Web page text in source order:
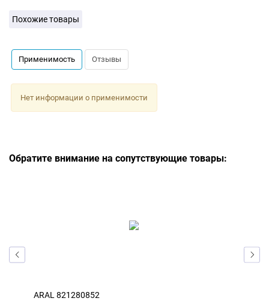
Похожие товары
Применимость Отзывы
Нет информации о применимости
Обратите внимание на сопутствующие товары:
ARAL 821280852